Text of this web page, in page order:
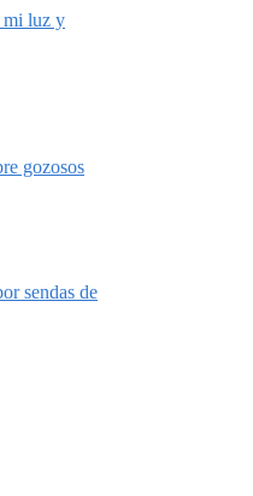
mi luz y
gozosos
sendas de